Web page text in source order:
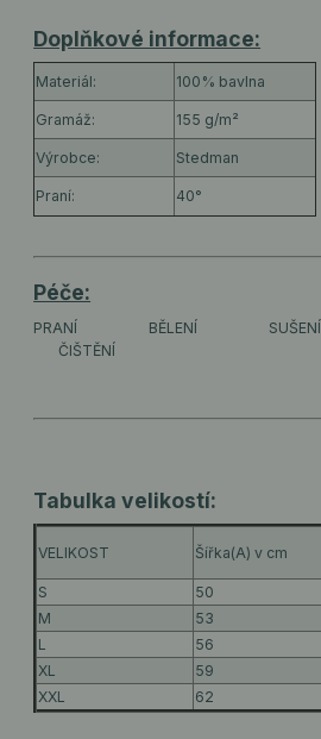
Doplňkové informace:
Materiál: 100% bavlna
Gramáž: 155 g/m²
Výrobce: Stedman
Praní: 40°
Péče:
PRANÍ BĚLENÍ SUŠENÍ
ČIŠTĚNÍ
Tabulka velikostí:
VELIKOST Šířka(A) v cm
S 50
M
53
L
56
XL
59
XXL
62